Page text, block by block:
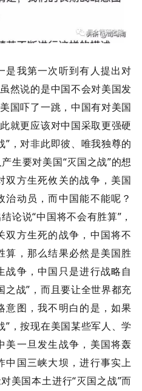
是我第一次听到有人提出对
然说的是中国不会对美国发
国吓了一跳，中国有对美国
就更应该对中国采取更强硬
”，对非此即彼、唯我独尊的
生要对美国“灭国之战”的想
双方生死攸关的战争，美国
动员，而中国能不能呢？
论说“中国将不会有胜算”，
双方生死的战争，中国将不
算，那么结果必然是美国胜
争，中国只是进行战略自
之战”，而且要让全世界都充
意图，我不明白的是，如果
”，按现在美国某些军人、学
美一旦发生战争，美国将轰
中国三峡大坝，进行事实上
美国本土进行“灭国之战”而